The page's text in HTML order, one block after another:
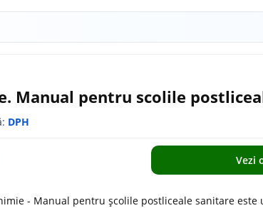
Manual pentru scolile
DPH
Vezi
- Manual pentru școlile postliceale sanitare este